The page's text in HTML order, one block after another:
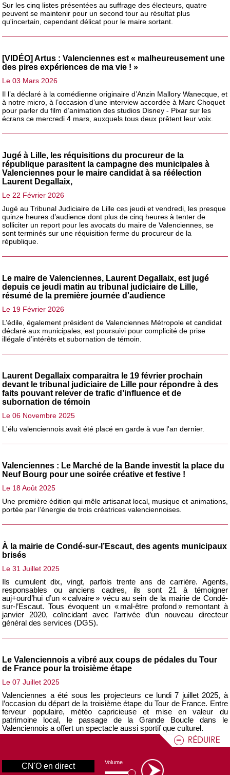
CN'O en direct
Volume
Sur les cinq listes présentées au suffrage des électeurs, quatre
peuvent se maintenir pour un second tour au résultat plus
qu'incertain, cependant délicat pour le maire sortant.
[VIDÉO] Artus : Valenciennes est « malheureusement une
des pires expériences de ma vie ! »
Le 03 Mars 2026
Il l’a déclaré à la comédienne originaire d’Anzin Mallory Wanecque, et
à notre micro, à l’occasion d’une interview accordée à Marc Choquet
pour parler du film d’animation des studios Disney - Pixar sur les
écrans ce mercredi 4 mars, auxquels tous deux prêtent leur voix.
Jugé à Lille, les réquisitions du procureur de la
république parasitent la campagne des municipales à
Valenciennes pour le maire candidat à sa réélection
Laurent Degallaix,
Le 22 Février 2026
Jugé au Tribunal Judiciaire de Lille ces jeudi et vendredi, les presque
quinze heures d’audience dont plus de cinq heures à tenter de
solliciter un report pour les avocats du maire de Valenciennes, se
sont terminés sur une réquisition ferme du procureur de la
république.
Le maire de Valenciennes, Laurent Degallaix, est jugé
depuis ce jeudi matin au tribunal judiciaire de Lille,
résumé de la première journée d'audience
Le 19 Février 2026
L’édile, également président de Valenciennes Métropole et candidat
déclaré aux municipales, est poursuivi pour complicité de prise
illégale d’intérêts et subornation de témoin.
Laurent Degallaix comparaitra le 19 février prochain
devant le tribunal judiciaire de Lille pour répondre à des
faits pouvant relever de trafic d’influence et de
subornation de témoin
Le 06 Novembre 2025
L'élu valenciennois avait été placé en garde à vue l'an dernier.
Valenciennes : Le Marché de la Bande investit la place du
Neuf Bourg pour une soirée créative et festive !
Le 18 Août 2025
Une première édition qui mêle artisanat local, musique et animations,
portée par l’énergie de trois créatrices valenciennoises.
À la mairie de Condé-sur-l’Escaut, des agents municipaux
brisés
Le 31 Juillet 2025
Ils cumulent dix, vingt, parfois trente ans de carrière. Agents,
responsables ou anciens cadres, ils sont 21 à témoigner
auj+ourd’hui d’un « calvaire » vécu au sein de la mairie de Condé-
sur-l’Escaut. Tous évoquent un « mal-être profond » remontant à
janvier 2020, coïncidant avec l’arrivée d’un nouveau directeur
général des services (DGS).
Le Valenciennois a vibré aux coups de pédales du Tour
de France pour la troisième étape
Le 07 Juillet 2025
Valenciennes a été sous les projecteurs ce lundi 7 juillet 2025, à
l’occasion du départ de la troisième étape du Tour de France. Entre
ferveur populaire, météo capricieuse et mise en valeur du
patrimoine local, le passage de la Grande Boucle dans le
Valenciennois a offert un spectacle aussi sportif que culturel.